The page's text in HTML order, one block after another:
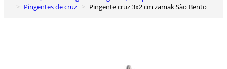
Carrinho de Compras
Pingentes de cruz
Pingente cruz 3x2 cm zamak São Bento